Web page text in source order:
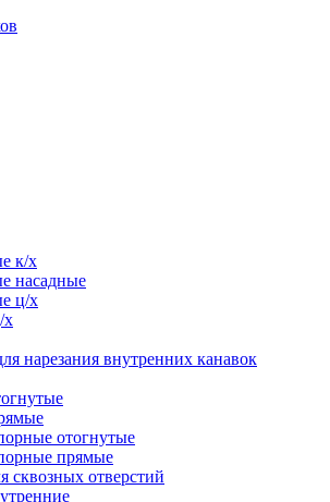
к/х
насадные
ц/х
х
нарезания внутренних канавок
отогнутые
прямые
сквозных отверстий